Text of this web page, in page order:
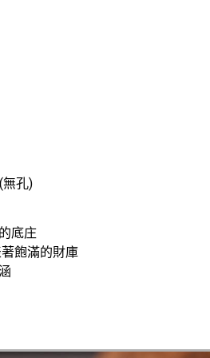
孔)
底庄
飽滿的財庫